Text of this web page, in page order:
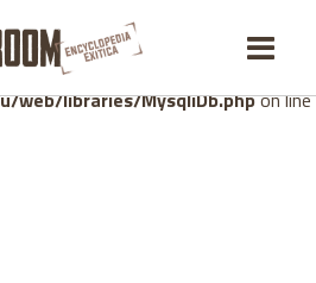
Number of variables
in prepared statement in
web/libraries/MysqliDb.phpon line